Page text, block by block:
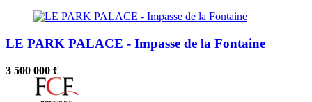
LE PARK PALACE - Impasse de la Fontaine
3 500 000 €